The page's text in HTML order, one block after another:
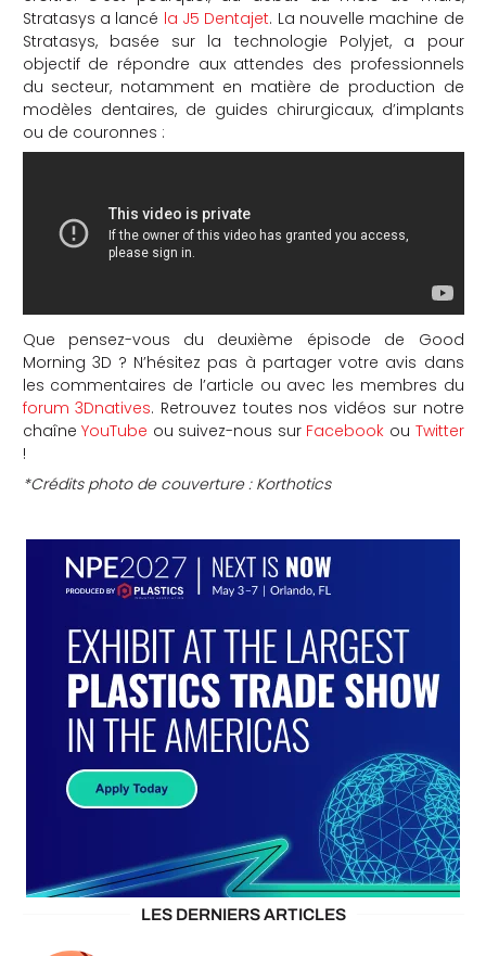
Stratasys a lancé la J5 Dentajet. La nouvelle machine de
Stratasys, basée sur la technologie Polyjet, a pour
objectif de répondre aux attendes des professionnels
du secteur, notamment en matière de production de
modèles dentaires, de guides chirurgicaux, d’implants
ou de couronnes :
Que pensez-vous du deuxième épisode de Good
Morning 3D ? N’hésitez pas à partager votre avis dans
les commentaires de l’article ou avec les membres du
forum 3Dnatives. Retrouvez toutes nos vidéos sur notre
chaîneYouTube ou suivez-nous sur Facebook ou Twitter
!
*Crédits photo de couverture : Korthotics
LES DERNIERS ARTICLES